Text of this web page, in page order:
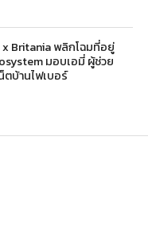
x Britania พลิกโฉมที่อยู่
มอบเอมี่ ผู้ช่วย
ตบ้านไฟเบอร์